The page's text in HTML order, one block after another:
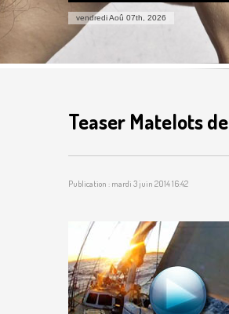
vendredi Aoû 07th, 2026
Teaser Matelots
Publication : mardi 3 juin 2014 16:42